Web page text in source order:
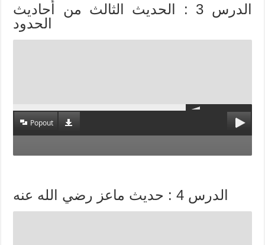
الدرس 3 : الحديث الثالث من أحاديث
الحدود
Popout
الدرس 4 : حديث ماعز رضي الله عنه